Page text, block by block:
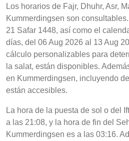
Los horarios de Fajr, Dhuhr, Asr,
Kummerdingsen son
21 Safar 1448, así como el
días, del 06 Aug 2026 al 13 Aug
cálculo personalizables para
la salat, están disponibles.
en Kummerdingsen, incluyendo
están accesibles.
La hora de la puesta de sol o del
a las 21:08, y la hora de fin del
Kummerdingsen es a las 03:16.